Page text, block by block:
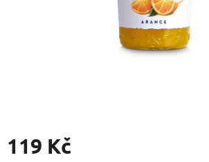
119 Kč